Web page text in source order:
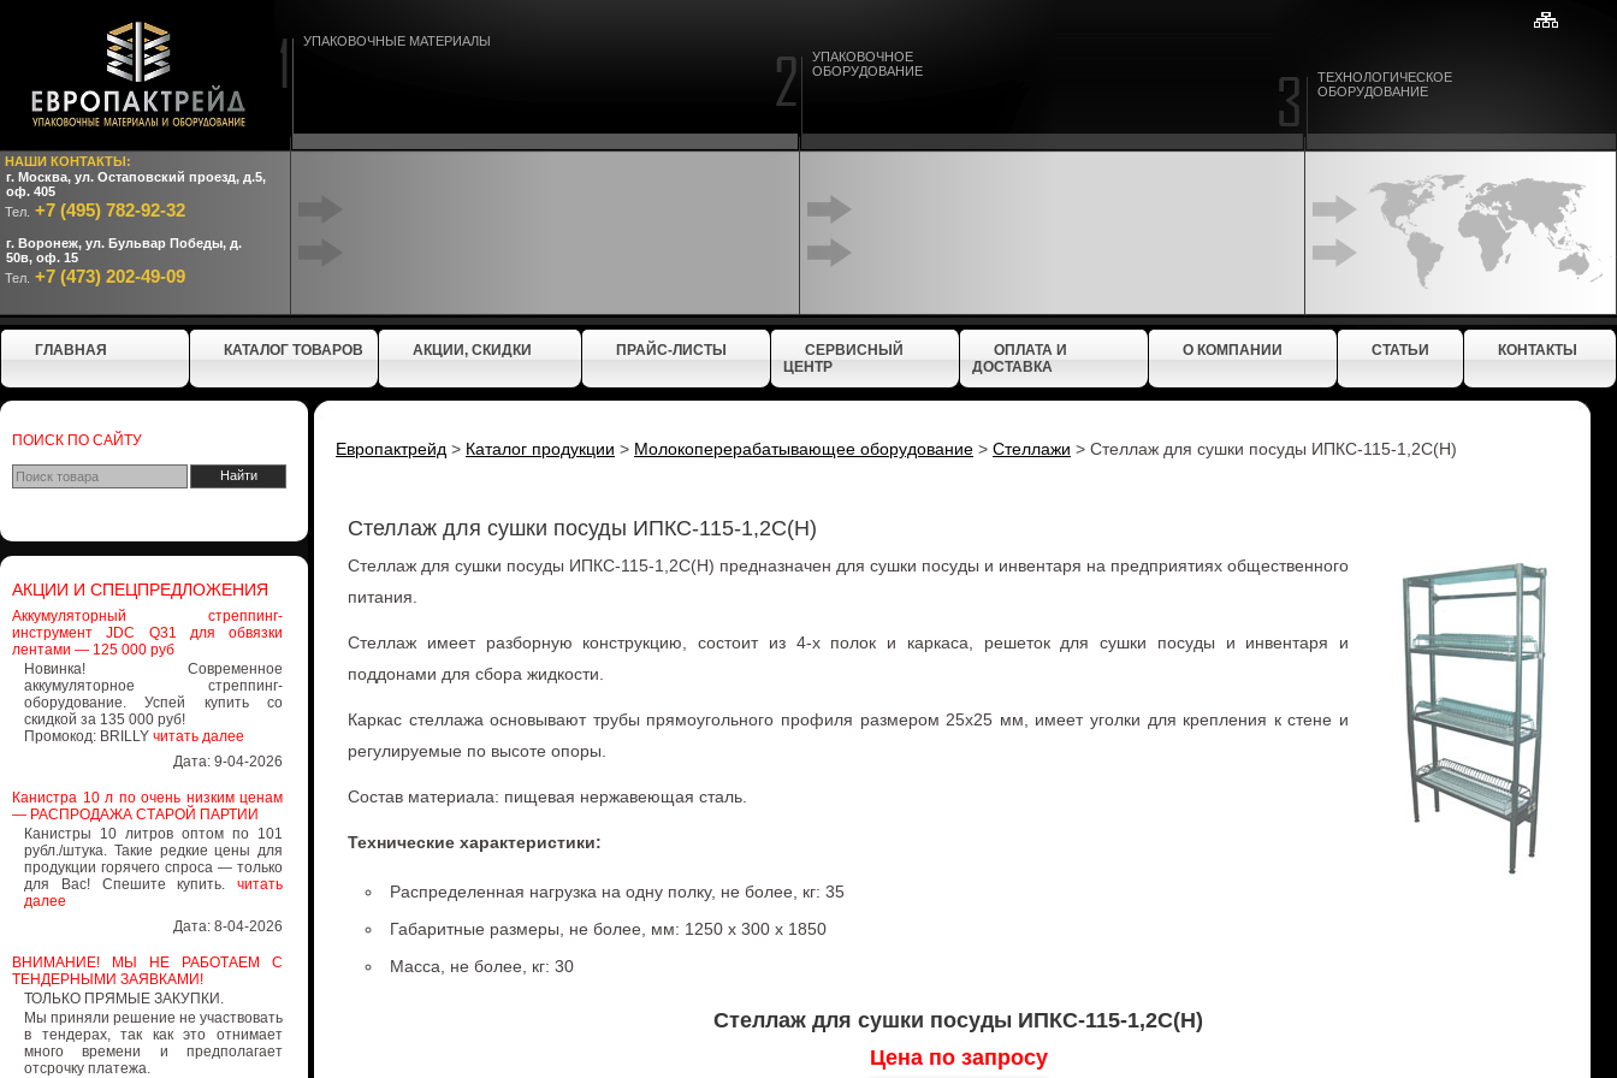
НАШИ КОНТАКТЫ:
г. Москва, ул. Остаповский проезд, д.5,
оф. 405
Тел. +7 (495) 782-92-32
г. Воронеж, ул. Бульвар Победы, д.
50в, оф. 15
Тел. +7 (473) 202-49-09
УПАКОВОЧНЫЕ МАТЕРИАЛЫ
УПАКОВОЧНОЕ
ОБОРУДОВАНИЕ
ТЕХНОЛОГИЧЕСКОЕ
ОБОРУДОВАНИЕ
ГЛАВНАЯ КАТАЛОГ ТОВАРОВ АКЦИИ, СКИДКИ ПРАЙС-ЛИСТЫ
СЕРВИСНЫЙ
ЦЕНТР
ОПЛАТА И
ДОСТАВКА
О КОМПАНИИ СТАТЬИ КОНТАКТЫ
ПОИСК ПО САЙТУ
АКЦИИ И СПЕЦПРЕДЛОЖЕНИЯ
Аккумуляторный стреппинг-
инструмент JDC Q31 для обвязки
лентами — 125 000 руб
Новинка! Современное
аккумуляторное стреппинг-
оборудование. Успей купить со
скидкой за 135 000 руб!
Промокод: BRILLY читать далее
Дата: 9-04-2026
Канистра 10 л по очень низким ценам
— РАСПРОДАЖА СТАРОЙ ПАРТИИ
Канистры 10 литров оптом по 101
рубл./штука. Такие редкие цены для
продукции горячего спроса — только
для Вас! Спешите купить. читать
далее
Дата: 8-04-2026
ВНИМАНИЕ! МЫ НЕ РАБОТАЕМ С
ТЕНДЕРНЫМИ ЗАЯВКАМИ!
ТОЛЬКО ПРЯМЫЕ ЗАКУПКИ.
Мы приняли решение не участвовать
в тендерах, так как это отнимает
много времени и предполагает
отсрочку платежа.
Европактрейд > Каталог продукции > Молокоперерабатывающее оборудование > Стеллажи > Стеллаж для сушки посуды ИПКС-115-1,2С(Н)
Стеллаж для сушки посуды ИПКС-115-1,2С(Н)
Стеллаж для сушки посуды ИПКС-115-1,2С(Н) предназначен для сушки посуды и инвентаря на предприятиях общественного
питания.
Стеллаж имеет разборную конструкцию, состоит из 4-х полок и каркаса, решеток для сушки посуды и инвентаря и
поддонами для сбора жидкости.
Каркас стеллажа основывают трубы прямоугольного профиля размером 25х25 мм, имеет уголки для крепления к стене и
регулируемые по высоте опоры.
Состав материала: пищевая нержавеющая сталь.
Технические характеристики:
Распределенная нагрузка на одну полку, не более, кг: 35
Габаритные размеры, не более, мм: 1250 x 300 x 1850
Масса, не более, кг: 30
Стеллаж для сушки посуды ИПКС-115-1,2С(Н)
Цена по запросу